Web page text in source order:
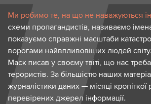
Ми робимо те, на що не наважуються
схеми пропагандистів, називаємо
показуємо справжні масштаби
ворогами найвпливовіших людей
Маск писав у своєму твіті, що нас
терористів. За більшістю наших
журналістики даних — місяці кропіткої
перевірених джерел інформації.